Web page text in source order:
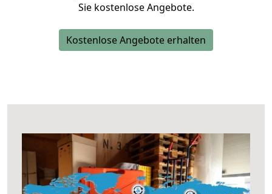
Sie kostenlose Angebote.
Kostenlose Angebote erhalten